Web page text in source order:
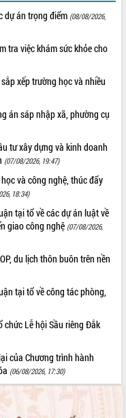
dự án trọng điểm (08/08/2026,
tra việc khám sức khỏe cho
xếp trường học và nhiều
án sáp nhập xã, phường cụ
tư xây dựng và kinh doanh
(07/08/2026, 19:47)
và công nghệ, thúc đẩy
18:34)
tại tổ về các dự án luật về
giao công nghệ (07/08/2026,
du lịch thôn buôn trên nền
tại tổ về công tác phòng,
Lễ hội Sầu riêng Đắk
của Chương trình hành
(06/08/2026, 17:30)